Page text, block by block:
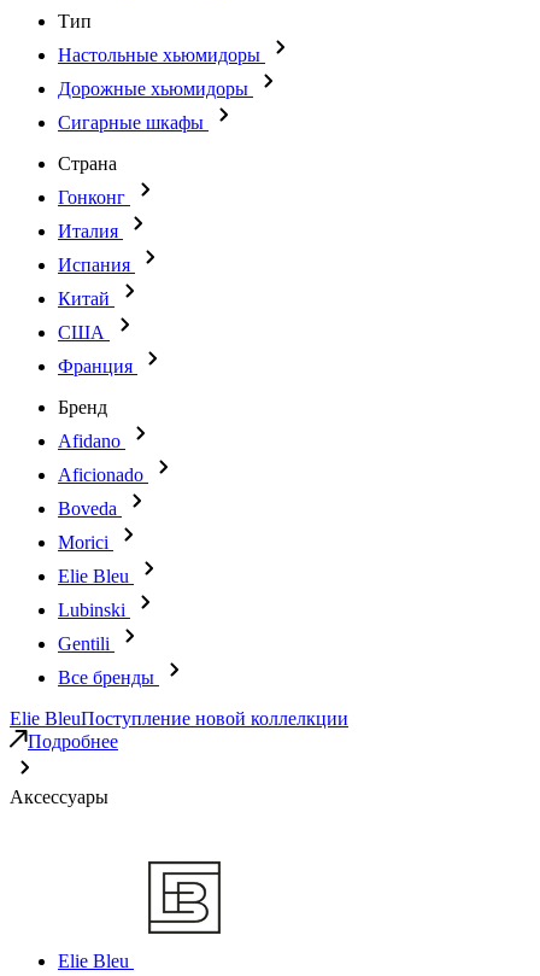
Тип
Настольные хьюмидоры
Дорожные хьюмидоры
Сигарные шкафы
Страна
Гонконг
Италия
Испания
Китай
США
Франция
Бренд
Afidano
Aficionado
Boveda
Morici
Elie Bleu
Lubinski
Gentili
Все бренды
Elie BleuПоступление новой коллелкции
Подробнее
Аксессуары
Elie Bleu